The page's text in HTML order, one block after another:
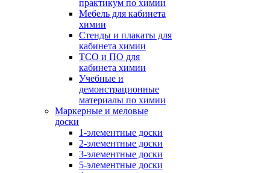
практикум по химии
Мебель для кабинета
химии
Стенды и плакаты для
кабинета химии
ТСО и ПО для
кабинета химии
Учебные и
демонстрационные
материалы по химии
Маркерные и меловые
доски
1-элементные доски
2-элементные доски
3-элементные доски
5-элементные доски